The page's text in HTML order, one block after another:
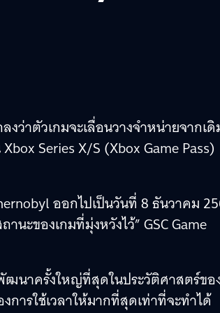
ว่าตัวเกมจะเลื่อนวางจำหน่ายจากเ
Series X/S (Xbox Game Pass)
ออกไปเป็นวันที่ 8 ธันวาคม
นะของเกมที่มุ่งหวังไว้” GSC Game
ฒนาครั้งใหญ่ที่สุดในประวัติศาสตร์ขอ
ารใช้เวลาให้มากที่สุดเท่าที่จะทำได้